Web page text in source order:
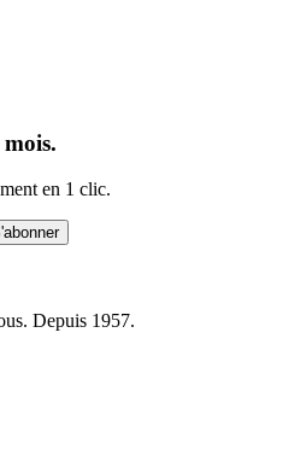
en 1 clic.
Depuis 1957.